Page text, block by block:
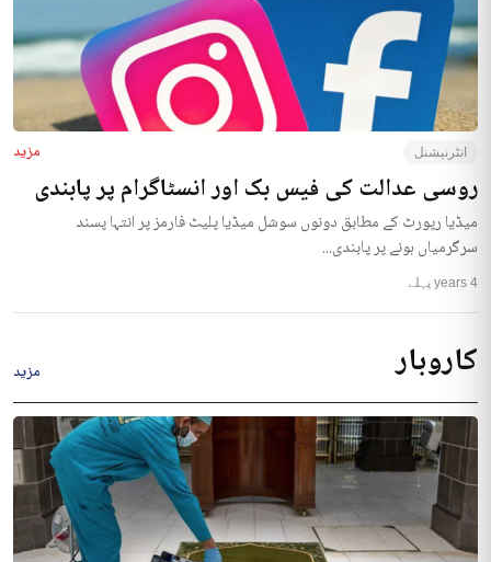
انٹرنیشنل مزید
روسی عدالت کی فیس بک اور انسٹاگرام پر پابندی
میڈیا رپورٹ کے مطابق دونوں سوشل میڈیا پلیٹ فارمز پر انتہا پسند
سرگرمیاں ہونے پر پابندی...
4 years پہلے
کاروبار مزید